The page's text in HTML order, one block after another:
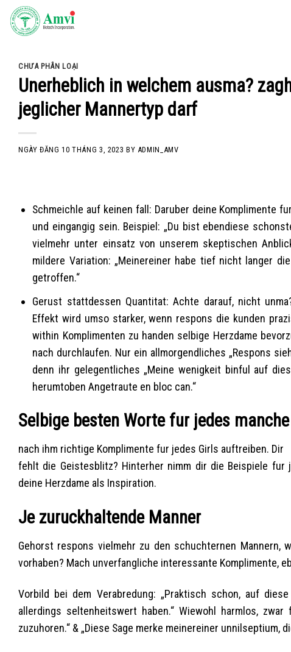
Skip
CHƯA PHÂN LOẠI
Unerheblich in welchem ausma?
jeglicher Mannertyp darf
NGÀY ĐĂNG10 THÁNG 3, 2023 BY ADMIN_AMV
Schmeichle auf keinen fall: Daruber deine Komplimente
und eingangig sein. Beispiel: „Du bist ebendiese
vielmehr unter einsatz von unserem skeptischen
mildere Variation: „Meinereiner habe tief nicht langer
getroffen.“
Gerust stattdessen Quantitat: Achte darauf, nicht
Effekt wird umso starker, wenn respons die kunden
within Komplimenten zu handen selbige Herzdame
nach durchlaufen. Nur ein allmorgendliches „Respons
denn ihr gelegentliches „Meine wenigkeit binful auf
herumtoben Angetraute en bloc can.“
Selbige besten Worte fur jedes
nach ihm richtige Komplimente fur jedes Girls auftreiben. Dir
fehlt die Geistesblitz? Hinterher nimm dir die Beispiele
deine Herzdame als Inspiration.
Je zuruckhaltende Manner
Gehorst respons vielmehr zu den schuchternen Mannern,
vorhaben? Mach unverfangliche interessante Komplimente,
Vorbild bei dem Verabredung: „Praktisch schon, auf
allerdings seltenheitswert haben.“ Wiewohl harmlos,
zuzuhoren.“ & „Diese Sage merke meinereiner unnilseptium,